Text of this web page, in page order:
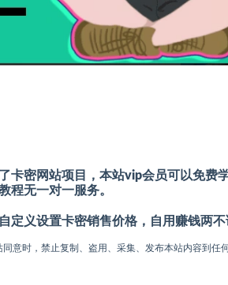
卡密网站项目，本站vip会员可以免费
程无一对一服务。
定义设置卡密销售价格，自用赚钱两不
意时，禁止复制、盗用、采集、发布本站内容到任